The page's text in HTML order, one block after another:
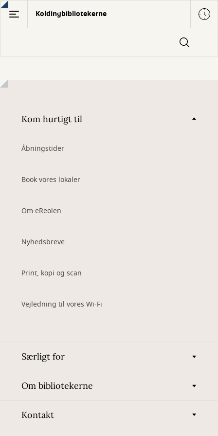
Gå
hovedindhold
Koldingbibliotekerne
Kom hurtigt til
Åbningstider
Book vores lokaler
Om eReolen
Nyhedsbreve
Print, kopi og scan
Vejledning til vores Wi-Fi
Særligt for
Om bibliotekerne
Kontakt